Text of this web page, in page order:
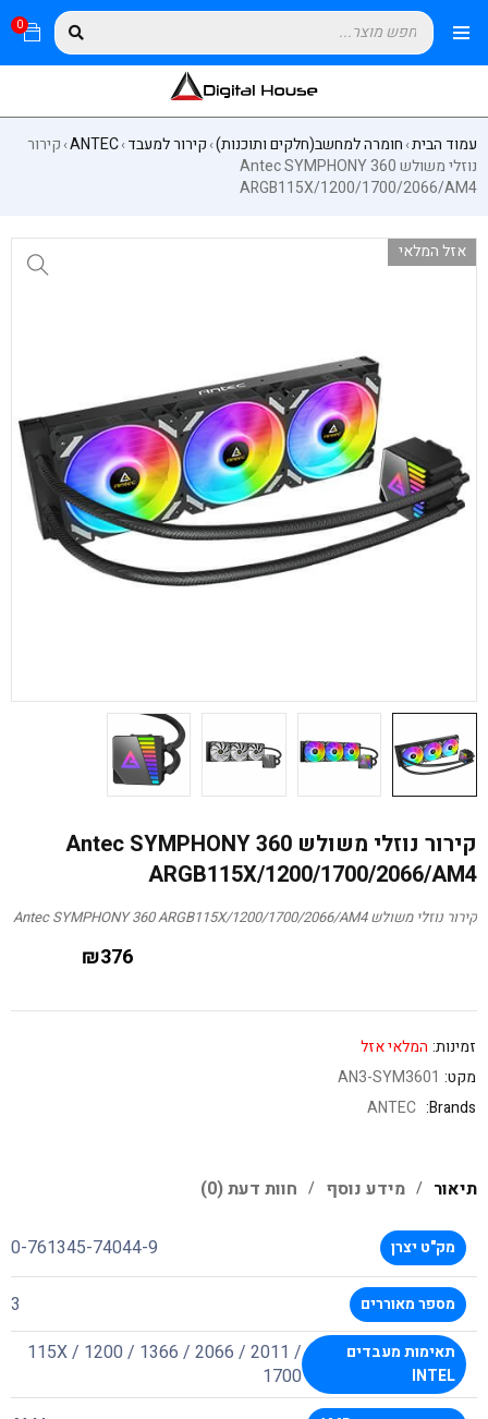
0
עמוד הבית›חומרה למחשב(חלקים ותוכנות)›קירור למעבד›
ANTEC
›קירור
נוזלי משולש Antec SYMPHONY 360
ARGB115X/1200/1700/2066/AM4
אזל המלאי
קירור נוזלי משולש Antec SYMPHONY 360
ARGB115X/1200/1700/2066/AM4
קירור נוזלי משולש Antec SYMPHONY 360 ARGB115X/1200/1700/2066/AM4
₪376
זמינות: המלאי אזל
מקט: AN3-SYM3601
Brands:
ANTEC
תיאור מידע נוסף חוות דעת (0)
מק"ט יצרן 0-761345-74044-9
מספר מאוררים 3
תאימות מעבדים
INTEL
115X / 1200 / 1366 / 2066 / 2011 /
1700